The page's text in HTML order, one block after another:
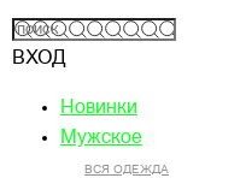
ВХОД
Новинки
Мужское
ВСЯ ОДЕЖДА